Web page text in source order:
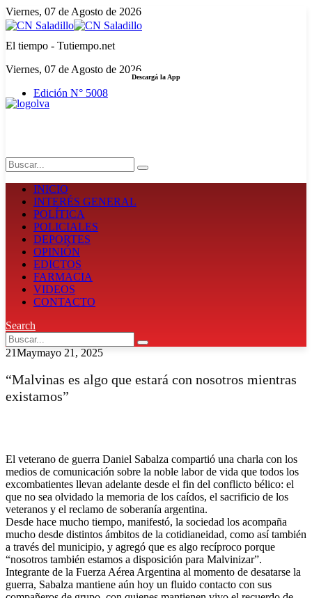
Viernes, 07 de Agosto de 2026
El tiempo - Tutiempo.net
Viernes, 07 de Agosto de 2026
Edición N° 5008
Descargá la App
INICIO
INTERÉS GENERAL
POLÍTICA
POLICIALES
DEPORTES
OPINIÓN
EDICTOS
FARMACIA
VIDEOS
CONTACTO
Search
21Maymayo 21, 2025
“Malvinas es algo que estará con nosotros mientras
existamos”
El veterano de guerra Daniel Sabalza compartió una charla con los
medios de comunicación sobre la noble labor de vida que todos los
excombatientes llevan adelante desde el fin del conflicto bélico: el
que no sea olvidado la memoria de los caídos, el sacrificio de los
veteranos y el reclamo de soberanía argentina.
Desde hace mucho tiempo, manifestó, la sociedad los acompaña
mucho desde distintos ámbitos de la cotidianeidad, como así también
a través del municipio, y agregó que es algo recíproco porque
“nosotros también estamos a disposición para Malvinizar”.
Integrante de la Fuerza Aérea Argentina al momento de desatarse la
guerra, Sabalza mantiene aún hoy un fluido contacto con sus